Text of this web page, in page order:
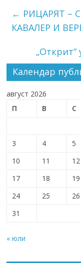
← РИЦАРЯТ –
КАВАЛЕР И
Календар
август 2026
П
В С
3
4 5
10
11 12
17
18 19
24
25 26
31
« юли